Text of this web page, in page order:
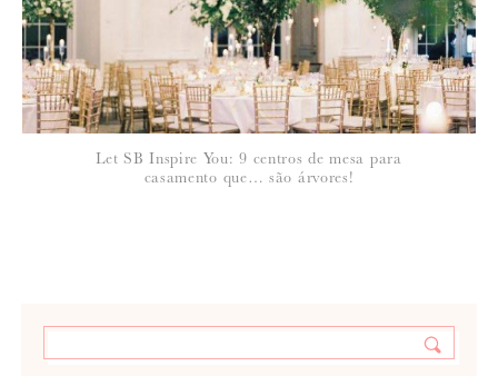
Let SB Inspire You: 9 centros de mesa para
casamento que… são árvores!